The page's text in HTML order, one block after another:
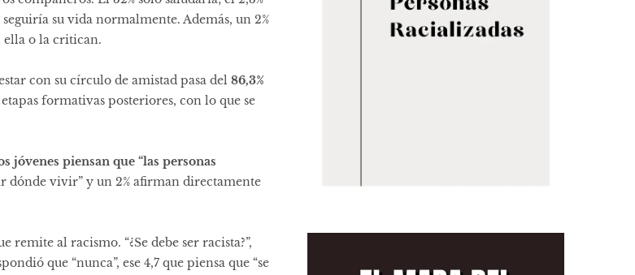
su vida normalmente. Además, un 2%
ella o la critican.
con su círculo de amistad pasa del 86,3%
formativas posteriores, con lo que se
jóvenes piensan que “las personas
dónde vivir” y un 2% afirman directamente
remite al racismo. “¿Se debe ser racista?”,
que “nunca”, ese 4,7 que piensa que “se